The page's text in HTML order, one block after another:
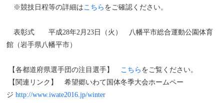
※競技日程等の詳細はこちら をご確認ください。
表彰式 平成28年2月23日（火） 八幡平市総合運動公園体育
館（岩手県八幡平市）
【各都道府県選手団の注目選手】 こちら をご覧ください。
【関連リンク】 希望郷いわて国体冬季大会ホームペー
ジhttp://www.iwate2016.jp/winter